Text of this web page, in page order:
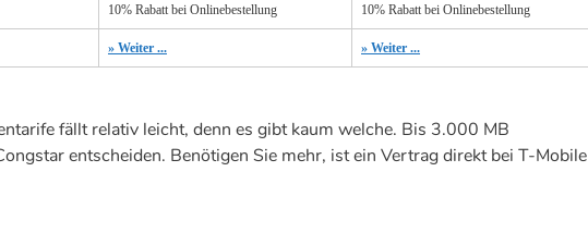
10% Rabatt bei Onlinebestellung 10% Rabatt bei Onlinebestellung
» Weiter ... » Weiter ...
fällt relativ leicht, denn es gibt kaum welche. Bis 3.000 MB
entscheiden. Benötigen Sie mehr, ist ein Vertrag direkt bei T-Mobile